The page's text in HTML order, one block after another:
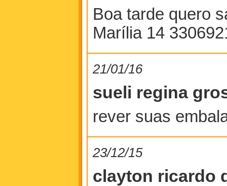
Boa tarde quero
Marília 14
21/01/16
sueli regina
rever suas
23/12/15
clayton ricardo